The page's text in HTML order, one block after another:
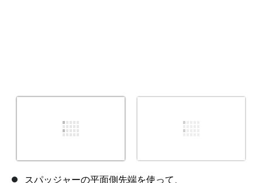
スパッジャーの平面側先端を使って、